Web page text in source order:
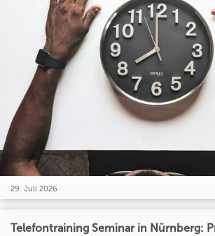
29. Juli 2026
Telefontraining Seminar in Nürnberg: